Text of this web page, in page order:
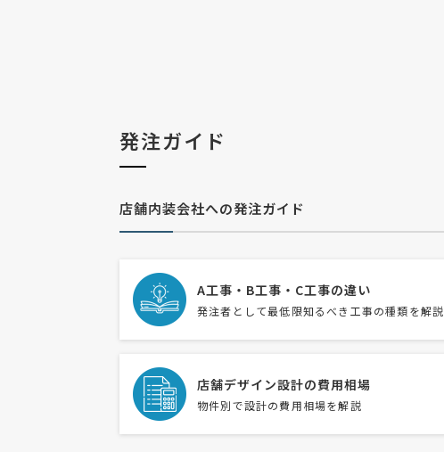
発注ガイド
店舗内装会社への発注ガイド
A工事・B工事・C工事の違い
発注者として最低限知るべき工事の種類を解説
店舗デザイン設計の費用相場
物件別で設計の費用相場を解説